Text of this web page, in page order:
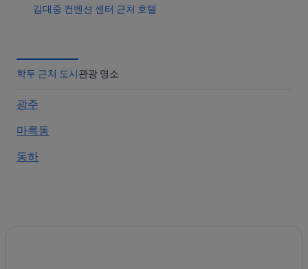
김대중 컨벤션 센터 근처 호텔
동하의 호스텔
마륵동의 수영장이 있는 호텔
마륵동의 모텔
동하의 게스트하우스
학두 근처 도시관광 명소
광주
마륵동
동하